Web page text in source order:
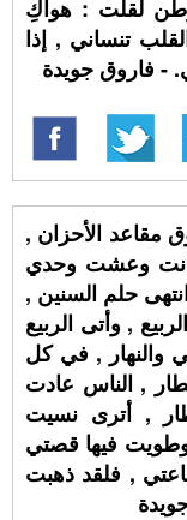
لقلت : هواكِ
تنساني , إذا
- فاروق جويدة
الأحزان ,
أنت وعشت وحدي
حلم السنين ,
, وأتى الربيع
والنهار , في كل
, الناس عادت
, أترى نسيت
فيها قصتي
, فلقد ذهبت